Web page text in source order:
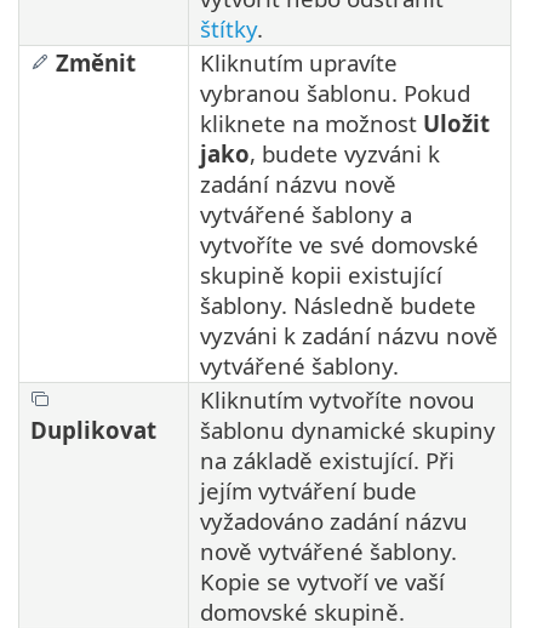
štítky.
Změnit
Kliknutím upravíte
vybranou šablonu. Pokud
kliknete na možnost Uložit
jako, budete vyzváni k
zadání názvu nově
vytvářené šablony a
vytvoříte ve své domovské
skupině kopii existující
šablony. Následně budete
vyzváni k zadání názvu nově
vytvářené šablony.
Duplikovat
Kliknutím vytvoříte novou
šablonu dynamické skupiny
na základě existující. Při
jejím vytváření bude
vyžadováno zadání názvu
nově vytvářené šablony.
Kopie se vytvoří ve vaší
domovské skupině.